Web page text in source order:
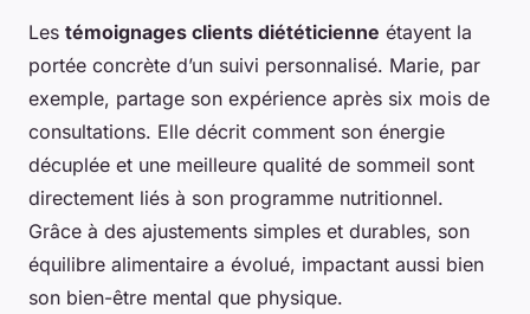
Les témoignages clients diététicienne étayent la
portée concrète d’un suivi personnalisé. Marie, par
exemple, partage son expérience après six mois de
consultations. Elle décrit comment son énergie
décuplée et une meilleure qualité de sommeil sont
directement liés à son programme nutritionnel.
Grâce à des ajustements simples et durables, son
équilibre alimentaire a évolué, impactant aussi bien
son bien-être mental que physique.